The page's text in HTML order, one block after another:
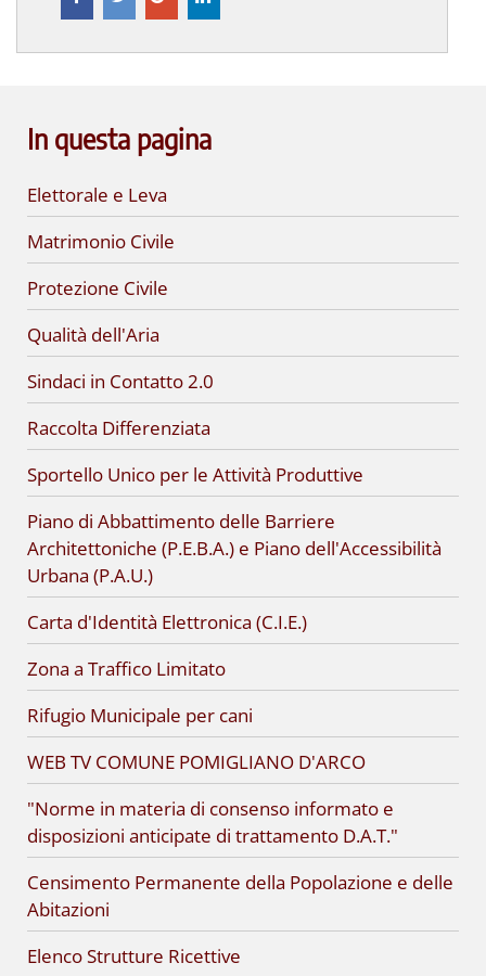
In questa pagina
Elettorale e Leva
Matrimonio Civile
Protezione Civile
Qualità dell'Aria
Sindaci in Contatto 2.0
Raccolta Differenziata
Sportello Unico per le Attività Produttive
Piano di Abbattimento delle Barriere
Architettoniche (P.E.B.A.) e Piano dell'Accessibilità
Urbana (P.A.U.)
Carta d'Identità Elettronica (C.I.E.)
Zona a Traffico Limitato
Rifugio Municipale per cani
WEB TV COMUNE POMIGLIANO D'ARCO
"Norme in materia di consenso informato e
disposizioni anticipate di trattamento D.A.T."
Censimento Permanente della Popolazione e delle
Abitazioni
Elenco Strutture Ricettive